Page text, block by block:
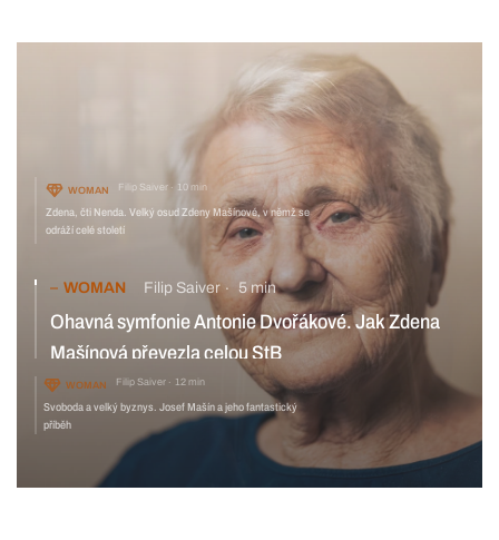
WOMAN Filip Saiver 10 min
Zdena, čti Nenda. Velký osud Zdeny Mašínové, v němž se
odráží celé století
WOMAN Filip Saiver 5 min
Ohavná symfonie Antonie Dvořákové. Jak Zdena
Mašínová převezla celou StB
WOMAN Filip Saiver 12 min
Svoboda a velký byznys. Josef Mašín a jeho fantastický
příběh